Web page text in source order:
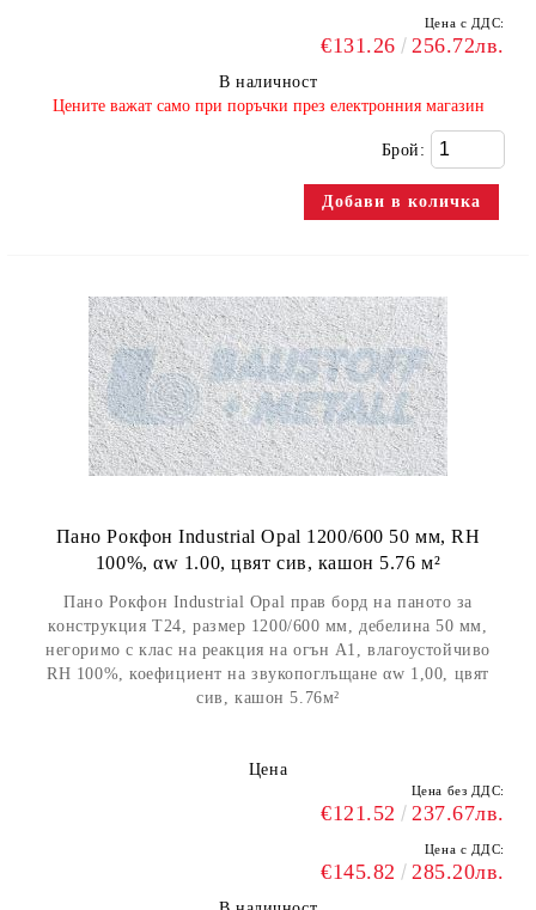
Цена с ДДС:
€131.26 256.72лв.
В наличност
​Цените важат само при поръчки през електронния магазин
Брой:
Пано Рокфон Industrial Opal 1200/600 50 мм, RH
100%, αw 1.00, цвят сив, кашон 5.76 м²
Пано Рокфон Industrial Opal прав борд на паното за
конструкция Т24, размер 1200/600 мм, дебелина 50 мм,
негоримо с клас на реакция на огън А1, влагоустойчиво
RH 100%, коефициент на звукопоглъщане αw 1,00, цвят
сив, кашон 5.76м²
Цена
Цена без ДДС:
€121.52 237.67лв.
Цена с ДДС:
€145.82 285.20лв.